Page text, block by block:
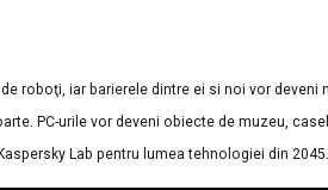
roboţi, iar barierele dintre ei si noi vor
PC-urile vor deveni obiecte de muzeu,
Lab pentru lumea tehnologiei din 2045.